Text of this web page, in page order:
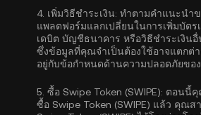
4. เพิ่มวิธีชำระเงิน: ทำตามคำแนะนำข
แพลตฟอร์มแลกเปลี่ยนในการเพิ่มบัตร
เดบิต บัญชีธนาคาร หรือวิธีชำระเงินอื่
ซึ่งข้อมูลที่คุณจำเป็นต้องใช้อาจแตกต่
อยู่กับข้อกำหนดด้านความปลอดภัยขอ
5. ซื้อ Swipe Token (SWIPE): ตอนนี้คุ
ซื้อ Swipe Token (SWIPE) แล้ว คุณส